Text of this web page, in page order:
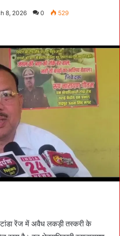
8, 2026 0 529
रेंज में अवैध लकड़ी तस्करी के